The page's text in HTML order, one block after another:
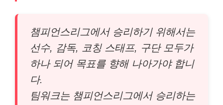
챔피언스리그에서 승리하기 위해서는
선수, 감독, 코칭 스태프, 구단 모두가
하나 되어 목표를 향해 나아가야 합니
다.
팀워크는 챔피언스리그에서 승리하는